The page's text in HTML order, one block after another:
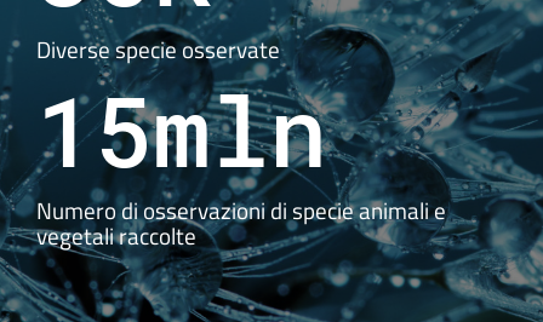
Diverse specie osservate
15mln
Numero di osservazioni di specie animali e
vegetali raccolte